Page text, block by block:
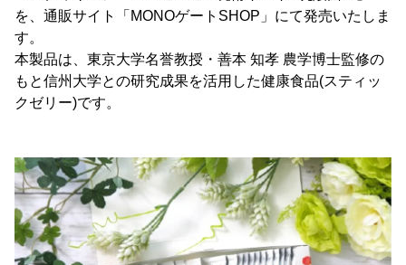
を、通販サイト「MONOゲートSHOP」にて発売いたしま
す。
本製品は、東京大学名誉教授・善本 知孝 農学博士監修の
もと信州大学との研究成果を活用した健康食品(スティッ
クゼリー)です。